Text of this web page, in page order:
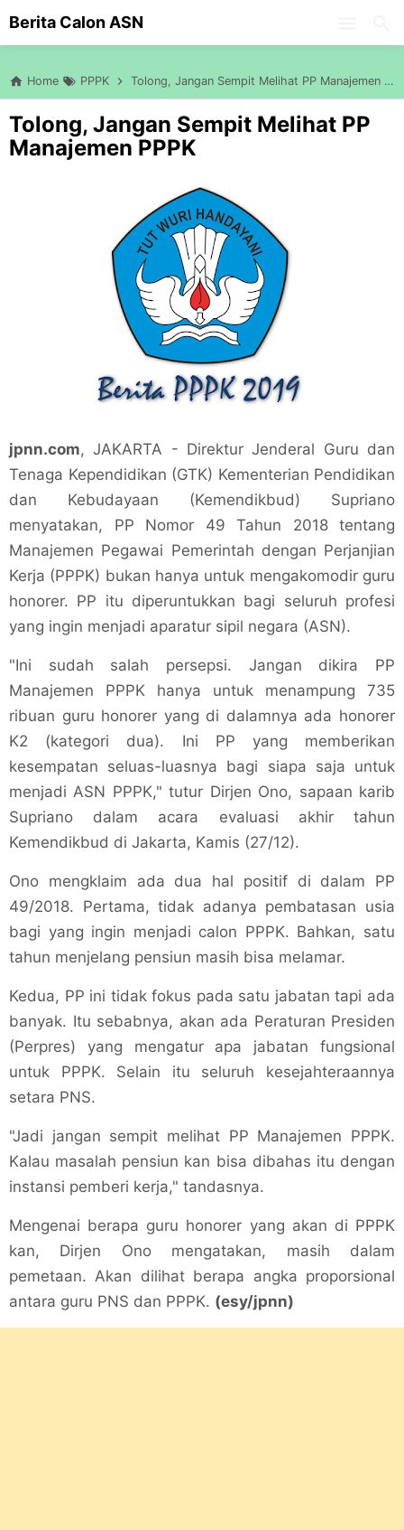
Skip to main content
Berita Calon ASN
Home PPPK Tolong, Jangan Sempit Melihat PP Manajemen PPPK
Tolong, Jangan Sempit Melihat PP
Manajemen PPPK
jpnn.com, JAKARTA - Direktur Jenderal Guru dan
Tenaga Kependidikan (GTK) Kementerian Pendidikan
dan Kebudayaan (Kemendikbud) Supriano
menyatakan, PP Nomor 49 Tahun 2018 tentang
Manajemen Pegawai Pemerintah dengan Perjanjian
Kerja (PPPK) bukan hanya untuk mengakomodir guru
honorer. PP itu diperuntukkan bagi seluruh profesi
yang ingin menjadi aparatur sipil negara (ASN).
"Ini sudah salah persepsi. Jangan dikira PP
Manajemen PPPK hanya untuk menampung 735
ribuan guru honorer yang di dalamnya ada honorer
K2 (kategori dua). Ini PP yang memberikan
kesempatan seluas-luasnya bagi siapa saja untuk
menjadi ASN PPPK," tutur Dirjen Ono, sapaan karib
Supriano dalam acara evaluasi akhir tahun
Kemendikbud di Jakarta, Kamis (27/12).
Ono mengklaim ada dua hal positif di dalam PP
49/2018. Pertama, tidak adanya pembatasan usia
bagi yang ingin menjadi calon PPPK. Bahkan, satu
tahun menjelang pensiun masih bisa melamar.
Kedua, PP ini tidak fokus pada satu jabatan tapi ada
banyak. Itu sebabnya, akan ada Peraturan Presiden
(Perpres) yang mengatur apa jabatan fungsional
untuk PPPK. Selain itu seluruh kesejahteraannya
setara PNS.
"Jadi jangan sempit melihat PP Manajemen PPPK.
Kalau masalah pensiun kan bisa dibahas itu dengan
instansi pemberi kerja," tandasnya.
Mengenai berapa guru honorer yang akan di PPPK
kan, Dirjen Ono mengatakan, masih dalam
pemetaan. Akan dilihat berapa angka proporsional
antara guru PNS dan PPPK. (esy/jpnn)